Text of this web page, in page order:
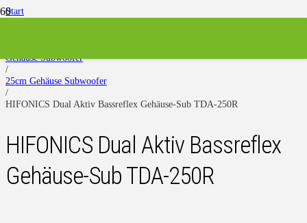
Start
Gehäuse Subwoofer
/
25cm Gehäuse Subwoofer
/
HIFONICS Dual Aktiv Bassreflex Gehäuse-Sub TDA-250R
HIFONICS Dual Aktiv Bassreflex
Gehäuse-Sub TDA-250R